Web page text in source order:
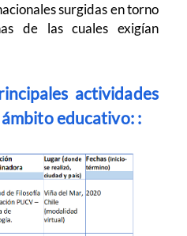
surgidas en torno
de las cuales exigían
actividades
educativo: :